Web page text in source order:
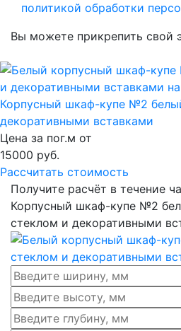
политикой обработки
Вы можете прикрепить свой
Корпусный шкаф-купе №2
декоративными вставками
Цена за пог.м от
15000 руб.
Рассчитать стоимость
Получите расчёт в течение
Корпусный шкаф-купе №2
стеклом и декоративными